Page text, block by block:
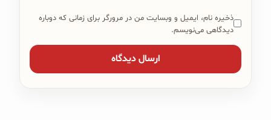
ذخیره نام، ایمیل و وبسایت من در مرورگر برای زمانی که دوباره
دیدگاهی می‌نویسم.